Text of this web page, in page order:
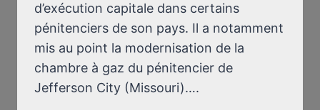
d’exécution capitale dans certains
pénitenciers de son pays. Il a notamment
mis au point la modernisation de la
chambre à gaz du pénitencier de
Jefferson City (Missouri)….